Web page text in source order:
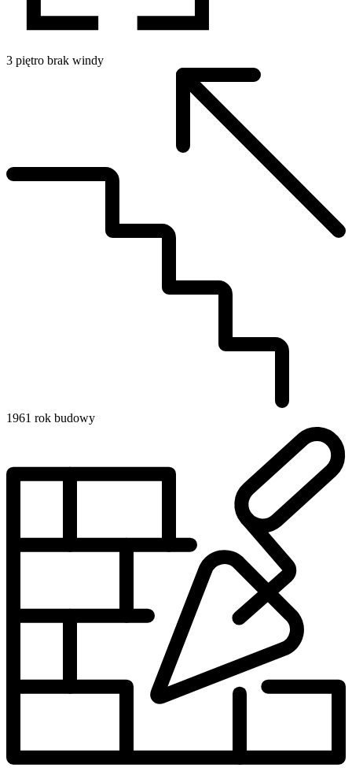
3 piętro brak windy
1961 rok budowy